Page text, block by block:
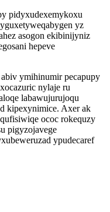
pidyxudexemykoxu
yz
asogon ekibinijyniz
hepeve
ymihinumir pecapupy
nylaje ru
labawujurujoqu
kipexynimice. Axer ak
ococ rokequzy
pigyzojavege
ypudecaref